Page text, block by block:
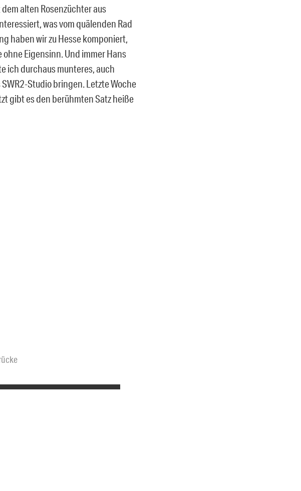
alten Rosenzüchter aus
was vom quälenden Rad
haben wir zu Hesse komponiert,
Eigensinn. Und immer Hans
ich durchaus munteres, auch
Studio bringen. Letzte Woche
gibt es den berühmten Satz heiße